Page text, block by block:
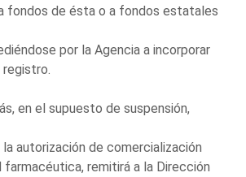
fondos de ésta o a fondos estatales
por la Agencia a incorporar
en el supuesto de suspensión,
autorización de comercialización
farmacéutica, remitirá a la Dirección